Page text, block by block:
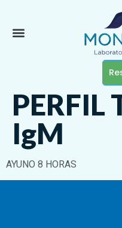
PERFIL
IgM
AYUNO 8 HORAS